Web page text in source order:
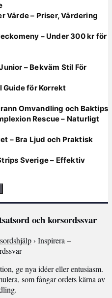
Värde – Priser, Värdering
– Under 300 kr för
– Bekväm Stil För
Guide för Korrekt
Omvandling och Baktips
Rescue – Naturligt
– Bra Ljud och Praktisk
Sverige – Effektiv
och korsordssvar
› Inspirera –
ge nya idéer eller entusiasm.
som fångar ordets kärna av